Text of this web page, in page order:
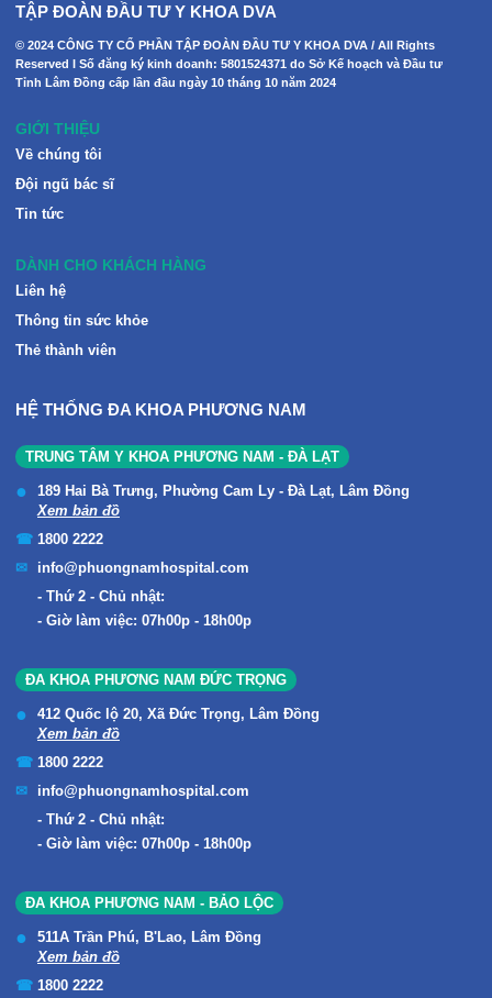
TẬP ĐOÀN ĐẦU TƯ Y KHOA DVA
© 2024 CÔNG TY CỔ PHẦN TẬP ĐOÀN ĐẦU TƯ Y KHOA DVA / All Rights
Reserved I Số đăng ký kinh doanh: 5801524371 do Sở Kế hoạch và Đầu tư
Tỉnh Lâm Đồng cấp lần đầu ngày 10 tháng 10 năm 2024
GIỚI THIỆU
Về chúng tôi
Đội ngũ bác sĩ
Tin tức
DÀNH CHO KHÁCH HÀNG
Liên hệ
Thông tin sức khỏe
Thẻ thành viên
HỆ THỐNG ĐA KHOA PHƯƠNG NAM
TRUNG TÂM Y KHOA PHƯƠNG NAM - ĐÀ LẠT
189 Hai Bà Trưng, Phường Cam Ly - Đà Lạt, Lâm Đồng
Xem bản đồ
1800 2222
info@phuongnamhospital.com
Thứ 2 - Chủ nhật:
Giờ làm việc: 07h00p - 18h00p
ĐA KHOA PHƯƠNG NAM ĐỨC TRỌNG
412 Quốc lộ 20, Xã Đức Trọng, Lâm Đồng
Xem bản đồ
1800 2222
info@phuongnamhospital.com
Thứ 2 - Chủ nhật:
Giờ làm việc: 07h00p - 18h00p
ĐA KHOA PHƯƠNG NAM - BẢO LỘC
511A Trần Phú, B'Lao, Lâm Đồng
Xem bản đồ
1800 2222